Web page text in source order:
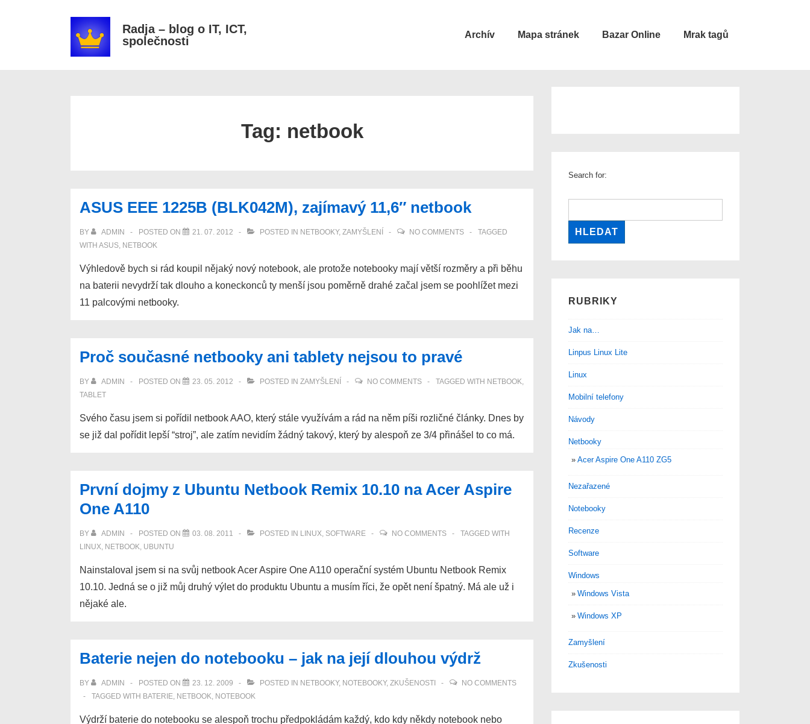
Radja – blog o IT, ICT,
společnosti
Archív Mapa stránek Bazar Online Mrak tagů
Tag: netbook
ASUS EEE 1225B (BLK042M), zajímavý 11,6″ netbook
BY ADMIN POSTED ON 21. 07. 2012 POSTED IN NETBOOKY, ZAMYŠLENÍ NO COMMENTS
TAGGED
WITH ASUS, NETBOOK
Výhledově bych si rád koupil nějaký nový notebook, ale protože notebooky mají větší rozměry a při běhu
na baterii nevydrží tak dlouho a koneckonců ty menší jsou poměrně drahé začal jsem se poohlížet mezi
11 palcovými netbooky.
Proč současné netbooky ani tablety nejsou to pravé
BY ADMIN POSTED ON 23. 05. 2012 POSTED IN ZAMYŠLENÍ NO COMMENTS TAGGED WITH NETBOOK,
TABLET
Svého času jsem si pořídil netbook AAO, který stále využívám a rád na něm píši rozličné články. Dnes by
se již dal pořídit lepší “stroj”, ale zatím nevidím žádný takový, který by alespoň ze 3/4 přinášel to co má.
První dojmy z Ubuntu Netbook Remix 10.10 na Acer Aspire
One A110
BY ADMIN POSTED ON 03. 08. 2011 POSTED IN LINUX, SOFTWARE NO COMMENTS
TAGGED WITH
LINUX, NETBOOK, UBUNTU
Nainstaloval jsem si na svůj netbook Acer Aspire One A110 operační systém Ubuntu Netbook Remix
10.10. Jedná se o již můj druhý výlet do produktu Ubuntu a musím říci, že opět není špatný. Má ale už i
nějaké ale.
Baterie nejen do notebooku – jak na její dlouhou výdrž
BY ADMIN POSTED ON 23. 12. 2009 POSTED IN NETBOOKY, NOTEBOOKY, ZKUŠENOSTI
NO COMMENTS
TAGGED WITH BATERIE, NETBOOK, NOTEBOOK
Výdrží baterie do notebooku se alespoň trochu předpokládám každý, kdo kdy někdy notebook nebo
Search for:
RUBRIKY
Jak na…
Linpus Linux Lite
Linux
Mobilní telefony
Návody
Netbooky
Acer Aspire One A110 ZG5
Nezařazené
Notebooky
Recenze
Software
Windows
Windows Vista
Windows XP
Zamyšlení
Zkušenosti